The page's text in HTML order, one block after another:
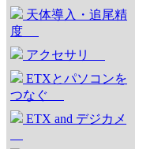
天体導入・追尾精
度
アクセサリ
ETXとパソコンを
つなぐ
ETX and デジカメ